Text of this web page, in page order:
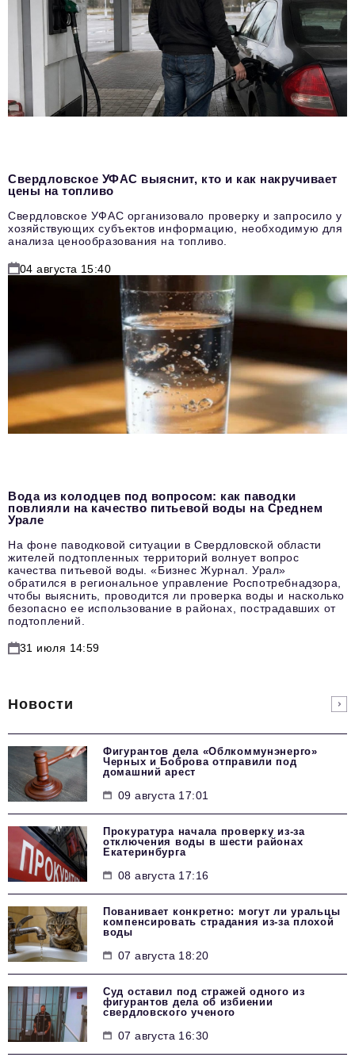
Свердловское УФАС выяснит, кто и как накручивает
цены на топливо
Свердловское УФАС организовало проверку и запросило у
хозяйствующих субъектов информацию, необходимую для
анализа ценообразования на топливо.
04 августа 15:40
Вода из колодцев под вопросом: как паводки
повлияли на качество питьевой воды на Среднем
Урале
На фоне паводковой ситуации в Свердловской области
жителей подтопленных территорий волнует вопрос
качества питьевой воды. «Бизнес Журнал. Урал»
обратился в региональное управление Роспотребнадзора,
чтобы выяснить, проводится ли проверка воды и насколько
безопасно ее использование в районах, пострадавших от
подтоплений.
31 июля 14:59
Новости
Фигурантов дела «Облкоммунэнерго»
Черных и Боброва отправили под
домашний арест
09 августа 17:01
Прокуратура начала проверку из-за
отключения воды в шести районах
Екатеринбурга
08 августа 17:16
Пованивает конкретно: могут ли уральцы
компенсировать страдания из-за плохой
воды
07 августа 18:20
Суд оставил под стражей одного из
фигурантов дела об избиении
свердловского ученого
07 августа 16:30